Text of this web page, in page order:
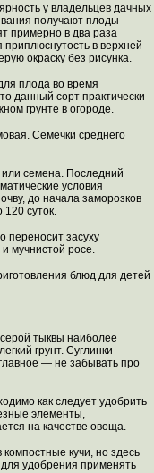
у владельцев дачных
получают плоды
примерно в два раза
в верхней
окраску без рисунка.
плода во время
данный сорт практически
грунте в огороде.
Семечки среднего
семена. Последний
условия
до начала заморозков
суток.
переносит засуху
мучнистой росе.
блюд для детей
тыквы наиболее
грунт. Суглинки
— не забывать про
как следует удобрить
элементы,
на качестве овоща.
кучи, но здесь
удобрения применять